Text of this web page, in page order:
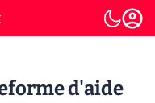
d'aide